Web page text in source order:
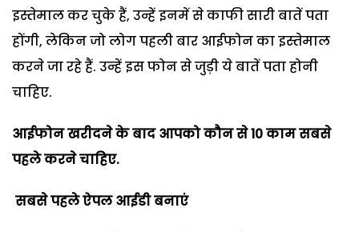
इस्तेमाल कर चुके हैं, उन्हें इनमें से काफी सारी बातें पता
होंगी, लेकिन जो लोग पहली बार आईफोन का इस्तेमाल
करने जा रहे हैं. उन्हें इस फोन से जुड़ी ये बातें पता होनी
चाहिए.
आईफोन खरीदने के बाद आपको कौन से 10 काम सबसे
पहले करने चाहिए.
सबसे पहले ऐपल आईडीबनाएं